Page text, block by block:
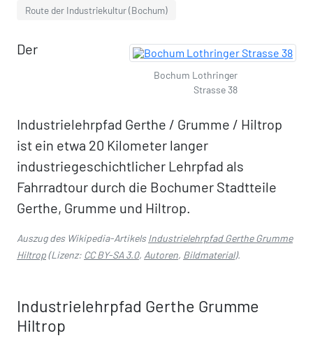
Route der Industriekultur (Bochum)
Bochum Lothringer
Strasse 38
Der
Industrielehrpfad Gerthe / Grumme / Hiltrop
ist ein etwa 20 Kilometer langer
industriegeschichtlicher Lehrpfad als
Fahrradtour durch die Bochumer Stadtteile
Gerthe, Grumme und Hiltrop.
Auszug des Wikipedia-ArtikelsIndustrielehrpfad Gerthe Grumme
Hiltrop(Lizenz: CC BY-SA 3.0, Autoren, Bildmaterial).
Industrielehrpfad Gerthe Grumme
Hiltrop